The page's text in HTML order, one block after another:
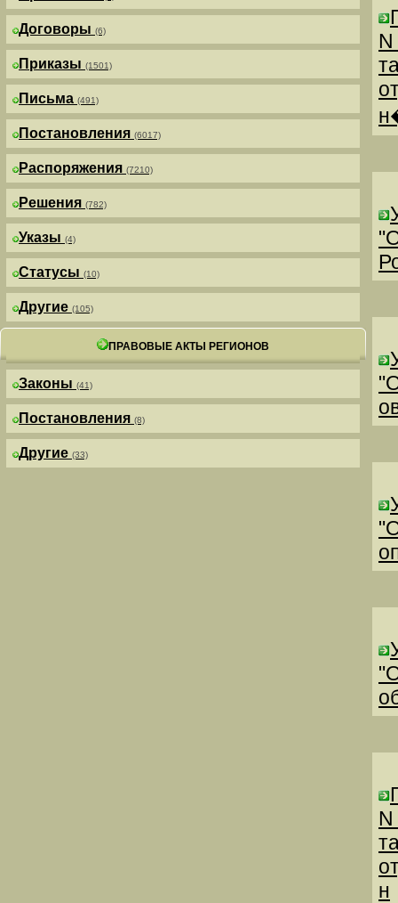
Договоры (6)
Приказы (1501)
Письма (491)
Постановления (6017)
Распоряжения (7210)
Решения (782)
Указы (4)
Статусы (10)
Другие (105)
ПРАВОВЫЕ АКТЫ РЕГИОНОВ
Законы (41)
Постановления (8)
Другие (33)
н